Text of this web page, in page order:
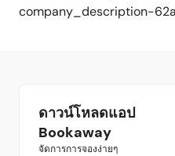
company_description-
ดาวน์โหลดแอป
Bookaway
จัดการการจองง่ายๆ